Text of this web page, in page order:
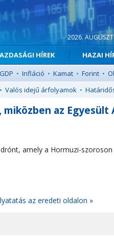
2026.
HÍREK HAZAI
GDP • Infláció • Kamat • Forint •
• Valós idejű árfolyamok •
az
amely a Hormuzi-
az eredeti oldalon »